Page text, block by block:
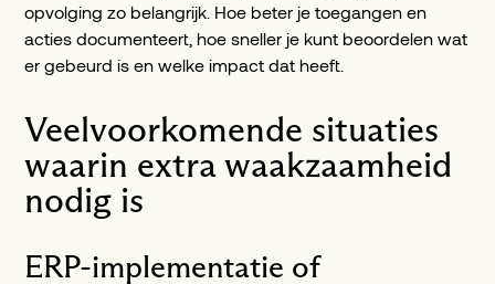
opvolging zo belangrijk. Hoe beter je toegangen en
acties documenteert, hoe sneller je kunt beoordelen wat
er gebeurd is en welke impact dat heeft.
Veelvoorkomende situaties
waarin extra waakzaamheid
nodig is
ERP-implementatie of